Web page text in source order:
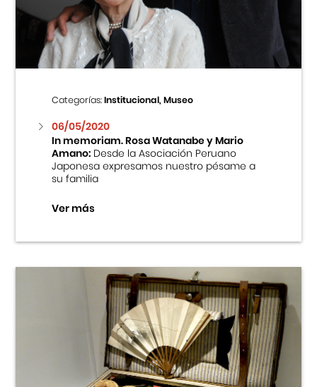
Centro Cultural Peruano Japonés
Cursos
Museo de la Inmigración Japonesa
Fondo Editorial
Teatro Peruano Japonés
Categorías:Institucional, Museo
06/05/2020
In memoriam. Rosa Watanabe y Mario
Amano:Desde la Asociación Peruano
Japonesa expresamos nuestro pésame a
su familia
Ver más